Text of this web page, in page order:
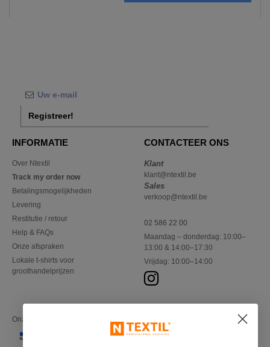
Registreer!
INFORMATIE
Over Ntextil
Track my order now
Betalingsmogelijkheden
Levering
Restitutie / retour
Help & FAQs
Onze afspraken
Lokale t-shirts voor
groothandelprijzen
CONTACTEER ONS
Klant
klant@ntextil.be
Sales
verkoop@ntextil.be
02 586 22 00
Maandag – donderdag: 10:00–
13:00 & 14:00–17:30
Vrijdag: 10:00–14:00
Onze financiële partners